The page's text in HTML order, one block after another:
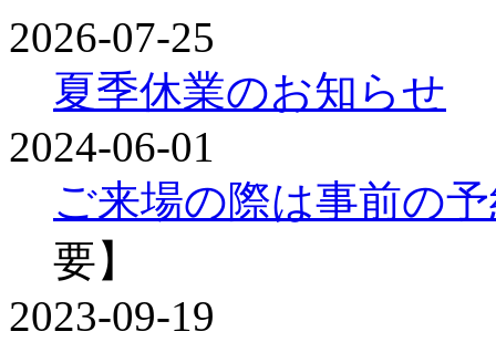
2026-07-25
夏季休業のお知らせ
2024-06-01
ご来場の際は事前の
要】
2023-09-19